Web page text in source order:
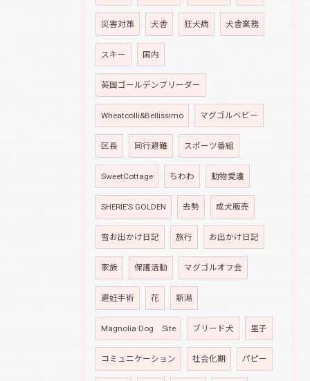
災害対策 犬舎 狂犬病 犬舎業務
スキー 国内
英国ゴールデンブリーダー
Wheatcolli&Bellissimo マグゴルベビー
区長 同行避難 スポーツ番組
SweetCottage ちわわ 動物愛護
SHERIE’S GOLDEN 去勢 成犬販売
雪お出かけ日記 旅行 お出かけ日記
家族 保護活動 マグゴルオフ会
避妊手術 花 新潟
Magnolia Dog Site ブリード犬 里子
コミュニケーション 社会化期 パピー